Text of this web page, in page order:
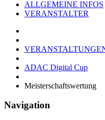
ALLGEMEINE INFOS
VERANSTALTER
ADAC Digital Cup
Meisterschaftswertung
Navigation